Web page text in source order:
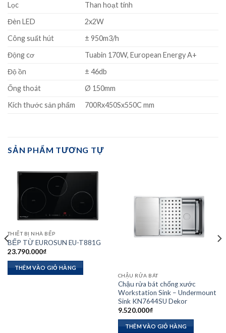
Lọc
Than hoạt tính
Đèn LED
2x2W
Công suất hút
± 950m3/h
Động cơ
Tuabin 170W, European Energy A+
Độ ồn
± 46db
Ống thoát
Ø 150mm
Kích thước sản phẩm
700Rx450Sx550C mm
SẢN PHẨM TƯƠNG TỰ
THIẾT BỊ NHÀ BẾP
BẾP TỪ EUROSUN EU-T881G
23.790.000₫
THÊM VÀO GIỎ HÀNG
CHẬU RỬA BÁT
Chậu rửa bát chống xước
Workstation Sink – Undermount
Sink KN7644SU Dekor
9.520.000₫
THÊM VÀO GIỎ HÀNG